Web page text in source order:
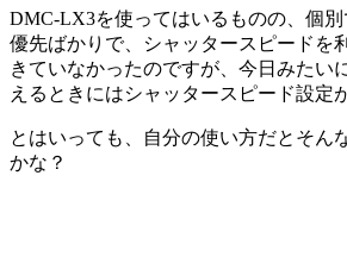
DMC-LX3を使ってはいるものの、個別
優先ばかりで、シャッタースピードを
きていなかったのですが、今日みたい
えるときにはシャッタースピード設定
とはいっても、自分の使い方だとそん
かな？